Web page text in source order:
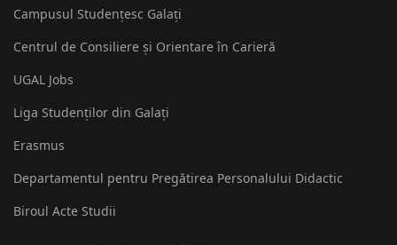
Campusul Studențesc Galați
Centrul de Consiliere și Orientare în Carieră
UGAL Jobs
Liga Studenților din Galați
Erasmus
Departamentul pentru Pregătirea Personalului Didactic
Biroul Acte Studii